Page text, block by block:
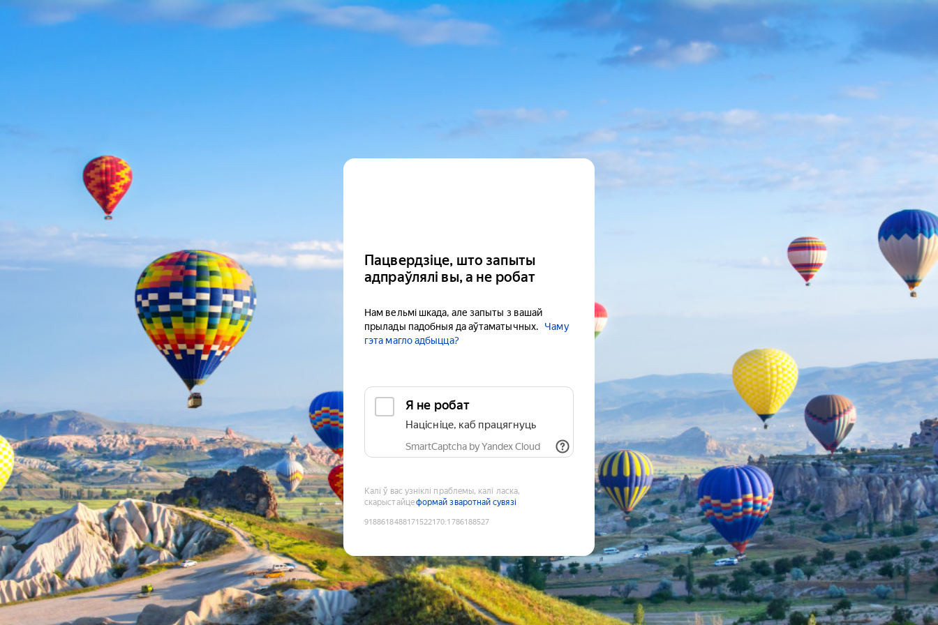
Пацвердзіце, што запыты
адпраўлялі вы, а не робат
Нам вельмі шкада, але запыты з вашай
прылады падобныя да аўтаматычных.
Чаму
гэта магло адбыцца?
Я не робат
Націсніце, каб працягнуць
SmartCaptcha by Yandex Cloud
Калі ў вас узніклі праблемы, калі ласка,
скарыстайцеформай зваротнай сувязі
9188618488171522170:1786188527